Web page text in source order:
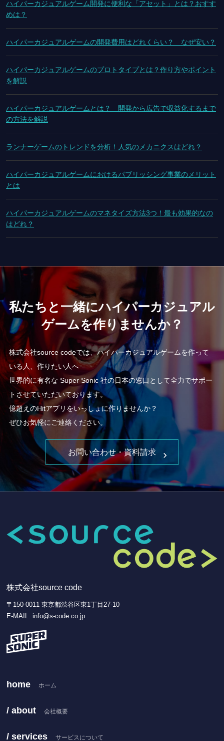
ハイパーカジュアルゲーム開発に便利な「アセット」とは？おすす
めは？
ハイパーカジュアルゲームの開発費用はどれくらい？ なぜ安い？
ハイパーカジュアルゲームのプロトタイプとは？作り方やポイント
を解説
ハイパーカジュアルゲームとは？ 開発から広告で収益化するまで
の方法を解説
ランナーゲームのトレンドを分析！人気のメカニクスはどれ？
ハイパーカジュアルゲームにおけるパブリッシング事業のメリット
とは
ハイパーカジュアルゲームのマネタイズ方法3つ！最も効果的なの
はどれ？
私たちと一緒にハイパーカジュアル
ゲームを作りませんか？
株式会社source codeでは、ハイパーカジュアルゲームを作って
いる人、作りたい人へ
世界的に有名な Super Sonic 社の日本の窓口として全力でサポー
トさせていただいております。
億超えのHitアプリをいっしょに作りませんか？
ぜひお気軽にご連絡ください。
お問い合わせ・資料請求
株式会社source code
〒150-0011 東京都渋谷区東1丁目27-10
E-MAIL. info@s-code.co.jp
home ホーム
/ about 会社概要
/ services サービスについて